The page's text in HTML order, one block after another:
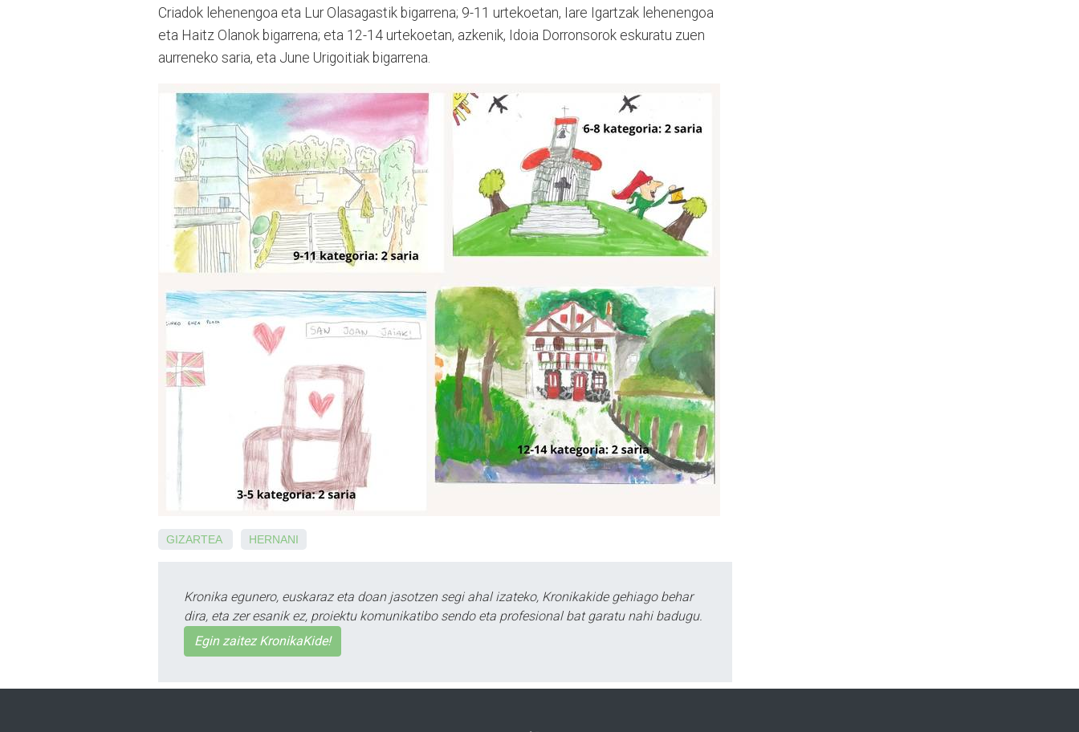
Criadok lehenengoa eta Lur Olasagastik bigarrena; 9-11 urtekoetan, Iare Igartzak lehenengoa
eta Haitz Olanok bigarrena; eta 12-14 urtekoetan, azkenik, Idoia Dorronsorok eskuratu zuen
aurreneko saria, eta June Urigoitiak bigarrena.
GIZARTEA HERNANI
Kronika egunero, euskaraz eta doan jasotzen segi ahal izateko, Kronikakide gehiago behar
dira, eta zer esanik ez, proiektu komunikatibo sendo eta profesional bat garatu nahi badugu.
Egin zaitez KronikaKide!